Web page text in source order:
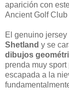
aparición con
Ancient Golf Club
El genuino
Shetland y se
dibujos
prenda muy
escapada a la